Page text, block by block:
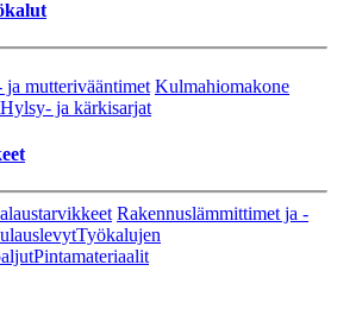
ja mutterivääntimet Kulmahiomakone
Hylsy- ja kärkisarjat
Rakennuslämmittimet ja -
Työkalujen
Pintamateriaalit